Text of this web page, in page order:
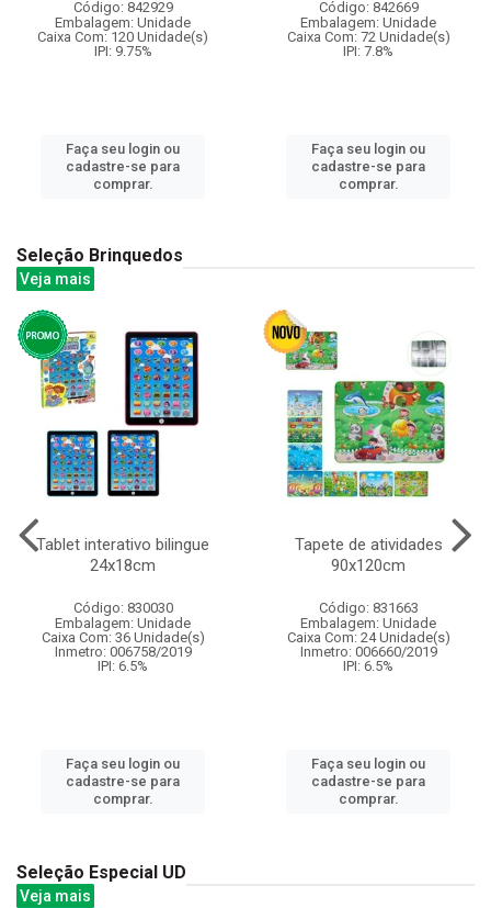
Código: 842929
Embalagem: Unidade
Caixa Com: 120 Unidade(s)
IPI: 9.75%
Faça seu login ou
cadastre-se para
comprar.
Código: 842669
Embalagem: Unidade
Caixa Com: 72 Unidade(s)
IPI: 7.8%
Faça seu login ou
cadastre-se para
comprar.
Seleção Brinquedos
Veja mais
Tablet interativo bilingue
24x18cm
Código: 830030
Embalagem: Unidade
Caixa Com: 36 Unidade(s)
Inmetro: 006758/2019
IPI: 6.5%
Faça seu login ou
cadastre-se para
comprar.
Tapete de atividades
90x120cm
Código: 831663
Embalagem: Unidade
Caixa Com: 24 Unidade(s)
Inmetro: 006660/2019
IPI: 6.5%
Faça seu login ou
cadastre-se para
comprar.
Seleção Especial UD
Veja mais